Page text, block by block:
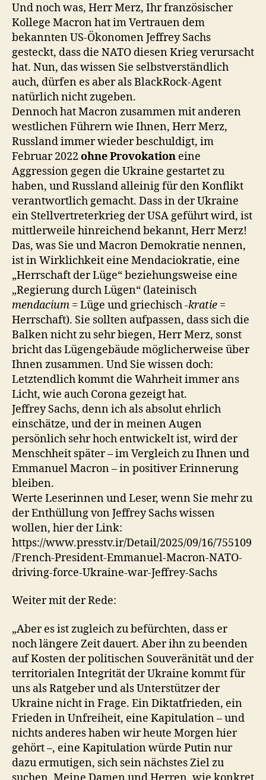
Und noch was, Herr Merz, Ihr französischer
Kollege Macron hat im Vertrauen dem
bekannten US-Ökonomen Jeffrey Sachs
gesteckt, dass die NATO diesen Krieg verursacht
hat. Nun, das wissen Sie selbstverständlich
auch, dürfen es aber als BlackRock-Agent
natürlich nicht zugeben.
Dennoch hat Macron zusammen mit anderen
westlichen Führern wie Ihnen, Herr Merz,
Russland immer wieder beschuldigt, im
Februar 2022 ohne Provokation eine
Aggression gegen die Ukraine gestartet zu
haben, und Russland alleinig für den Konflikt
verantwortlich gemacht. Dass in der Ukraine
ein Stellvertreterkrieg der USA geführt wird, ist
mittlerweile hinreichend bekannt, Herr Merz!
Das, was Sie und Macron Demokratie nennen,
ist in Wirklichkeit eine Mendaciokratie, eine
„Herrschaft der Lüge“ beziehungsweise eine
„Regierung durch Lügen“ (lateinisch
mendacium = Lüge und griechisch-kratie =
Herrschaft). Sie sollten aufpassen, dass sich die
Balken nicht zu sehr biegen, Herr Merz, sonst
bricht das Lügengebäude möglicherweise über
Ihnen zusammen. Und Sie wissen doch:
Letztendlich kommt die Wahrheit immer ans
Licht, wie auch Corona gezeigt hat.
Jeffrey Sachs, denn ich als absolut ehrlich
einschätze, und der in meinen Augen
persönlich sehr hoch entwickelt ist, wird der
Menschheit später – im Vergleich zu Ihnen und
Emmanuel Macron – in positiver Erinnerung
bleiben.
Werte Leserinnen und Leser, wenn Sie mehr zu
der Enthüllung von Jeffrey Sachs wissen
wollen, hier der Link:
https://www.presstv.ir/Detail/2025/09/16/755109
/French-President-Emmanuel-Macron-NATO-
driving-force-Ukraine-war-Jeffrey-Sachs
Weiter mit der Rede:
„Aber es ist zugleich zu befürchten, dass er
noch längere Zeit dauert. Aber ihn zu beenden
auf Kosten der politischen Souveränität und der
territorialen Integrität der Ukraine kommt für
uns als Ratgeber und als Unterstützer der
Ukraine nicht in Frage. Ein Diktatfrieden, ein
Frieden in Unfreiheit, eine Kapitulation – und
nichts anderes haben wir heute Morgen hier
gehört –, eine Kapitulation würde Putin nur
dazu ermutigen, sich sein nächstes Ziel zu